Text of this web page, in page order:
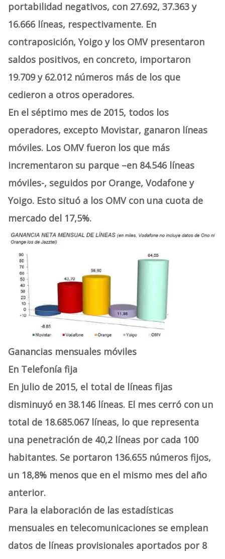
portabilidad negativos, con 27.692, 37.363 y
16.666 líneas, respectivamente. En
contraposición, Yoigo y los OMV presentaron
saldos positivos, en concreto, importaron
19.709 y 62.012 números más de los que
cedieron a otros operadores.
En el séptimo mes de 2015, todos los
operadores, excepto Movistar, ganaron líneas
móviles. Los OMV fueron los que más
incrementaron su parque –en 84.546 líneas
móviles-, seguidos por Orange, Vodafone y
Yoigo. Esto situó a los OMV con una cuota de
mercado del 17,5%.
Ganancias mensuales móviles
En Telefonía fija
En julio de 2015, el total de líneas fijas
disminuyó en 38.146 líneas. El mes cerró con un
total de 18.685.067 líneas, lo que representa
una penetración de 40,2 líneas por cada 100
habitantes. Se portaron 136.655 números fijos,
un 18,8% menos que en el mismo mes del año
anterior.
Para la elaboración de las estadísticas
mensuales en telecomunicaciones se emplean
datos de líneas provisionales aportados por 8